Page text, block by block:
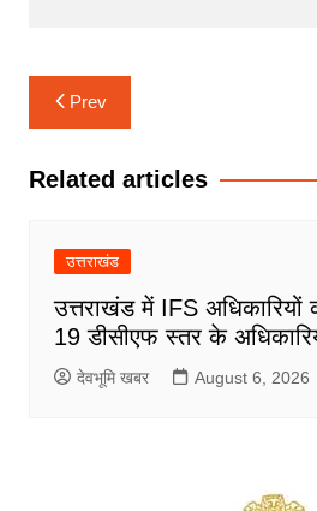
Post
navigation
Prev
Related articles
उत्तराखंड
उत्तराखंड में IFS
19 डीसीएफ स्तर के
देवभूमि खबर August 6, 2026